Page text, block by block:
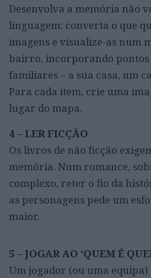
Desenvolva a memória não
linguagem: converta o que
imagens e visualize-as num
bairro, incorporando pontos
familiares – a sua casa, um
Para cada item, crie uma
lugar do mapa.
4 – LER FICÇÃO
Os livros de não ficção
memória. Num romance,
complexo, reter o fio da
as personagens pede um
maior.
5 – JOGAR AO ‘QUEM É
Um jogador (ou uma equipa)